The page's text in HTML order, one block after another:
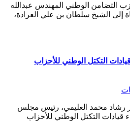
إلى الشيخ سلطان بن علي العرادة،
التكتل الوطني للأحزاب
قيادات التكتل الوطني للأحزاب